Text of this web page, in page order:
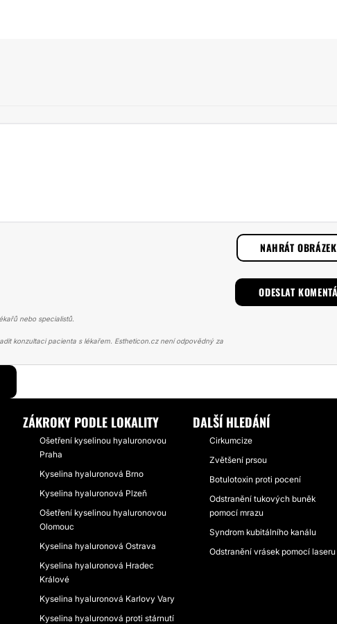
NAHRÁT OBRÁZEK
nebo specialistů.
konzultaci pacienta s lékařem. Estheticon.cz není odpovědný za
HYALURONOVÁ
ZÁKROKY PODLE LOKALITY
Ošetření kyselinou hyaluronovou
Praha
Kyselina hyaluronová Brno
Kyselina hyaluronová Plzeň
Ošetření kyselinou hyaluronovou
Olomouc
Kyselina hyaluronová Ostrava
Kyselina hyaluronová Hradec
Králové
Kyselina hyaluronová Karlovy Vary
Kyselina hyaluronová proti stárnutí
DALŠÍ HLEDÁNÍ
Cirkumcize
Zvětšení prsou
Botulotoxin proti pocení
Odstranění tukových buněk
pomocí mrazu
Syndrom kubitálního kanálu
Odstranění vrásek pomocí laseru